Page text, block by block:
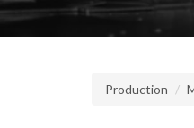
Production